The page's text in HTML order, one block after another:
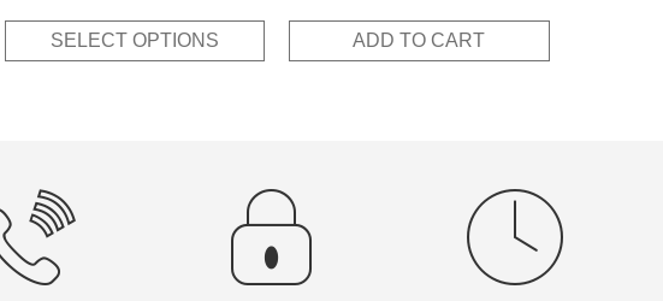
was:
7,90€.
is:
7,11€.
SELECT OPTIONS
15,00€.12,00€.
ADD TO CART